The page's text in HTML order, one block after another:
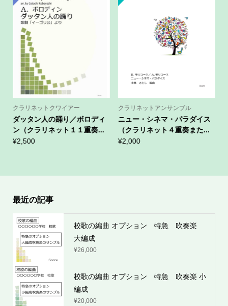
クラリネットクワイアー
ダッタン人の踊り／ボロディ
ン（クラリネット１１重奏...
¥2,500
クラリネットアンサンブル
ニュー・シネマ・パラダイス
（クラリネット４重奏また...
¥2,000
最近の記事
校歌の編曲 オプション 特急 吹奏楽
大編成
¥26,000
校歌の編曲 オプション 特急 吹奏楽 小
編成
¥20,000